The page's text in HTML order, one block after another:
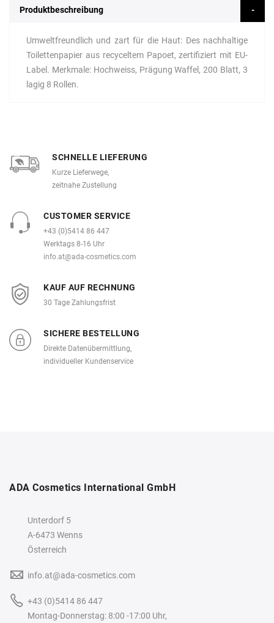
Produktbeschreibung
Umweltfreundlich und zart für die Haut: Des nachhaltige
Toilettenpapier aus recyceltem Papoet, zertifiziert mit EU-
Label. Merkmale: Hochweiss, Prägung Waffel, 200 Blatt, 3
lagig 8 Rollen.
SCHNELLE LIEFERUNG
Kurze Lieferwege,
zeitnahe Zustellung
CUSTOMER SERVICE
+43 (0)5414 86 447
Werktags 8-16 Uhr
info.at@ada-cosmetics.com
KAUF AUF RECHNUNG
30 Tage Zahlungsfrist
SICHERE BESTELLUNG
Direkte Datenübermittlung,
individueller Kundenservice
ADA Cosmetics International GmbH
Unterdorf 5
A-6473 Wenns
Österreich
info.at@ada-cosmetics.com
+43 (0)5414 86 447
Montag-Donnerstag: 8:00 -17:00 Uhr,